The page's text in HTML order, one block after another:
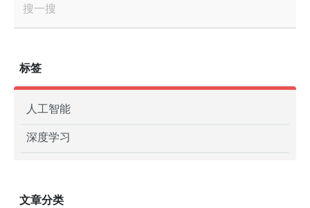
搜一搜
标签
人工智能
深度学习
文章分类